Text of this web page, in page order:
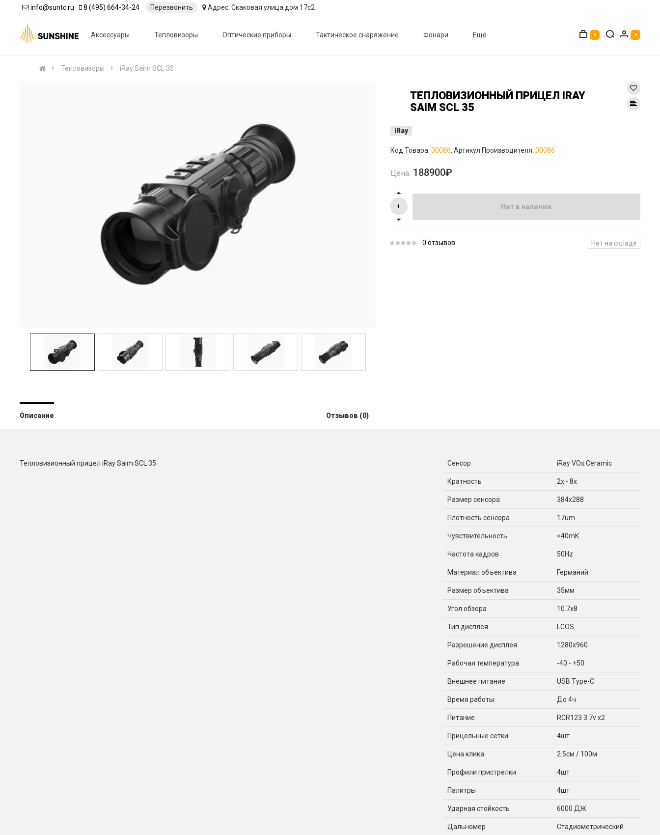
Аксессуары Тепловизоры Оптические приборы Тактическое снаряжение Фонари Ещё
info@suntc.ru 8 (495) 664-34-24 Перезвонить Адрес: Скаковая улица дом 17с2
0 0
Тепловизоры iRay Saim SCL 35
ТЕПЛОВИЗИОННЫЙ ПРИЦЕЛ IRAY
SAIM SCL 35
iRay
Код Товара: 00086, Артикул Производителя: 00086
Цена: 188900₽
Нет в наличии
0 отзывов Нет на складе
Описание Отзывов (0)
Тепловизионный прицел iRay Saim SCL 35 Сенсор iRay VOx Ceramic
Кратность 2x - 8x
Размер сенсора 384x288
Плотность сенсора 17um
Чувствительность <40mK
Частота кадров 50Hz
Материал объектива Германий
Размер объектива 35мм
Угол обзора 10.7x8
Тип дисплея LCOS
Разрешение дисплея 1280x960
Рабочая температура -40 - +50
Внешнее питание USB Type-C
Время работы До 4ч
Питание RCR123 3.7v x2
Прицельные сетки 4шт
Цена клика 2.5см / 100м
Профили пристрелки 4шт
Палитры 4шт
Ударная стойкость 6000 ДЖ
Дальномер Стадиометрический